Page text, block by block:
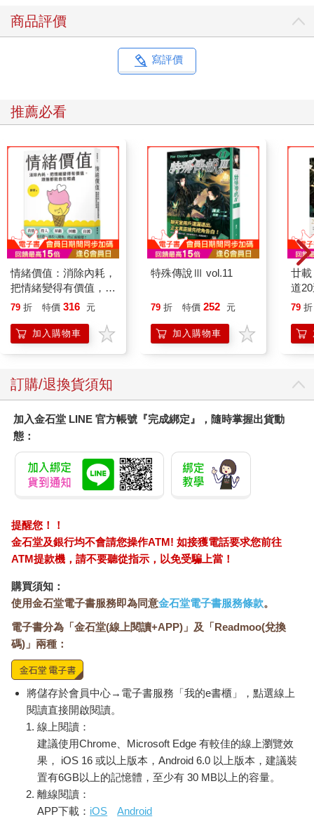
他聽聞過吳市、岩國、德山等鄰近城鎮遭遇大轟炸的駭人記述，
並深信廣島很快也會迎來相同的命運。他前夜未能安眠，因為空
襲警報響了數次。過去幾週，廣島幾乎每晚都會拉響警報。B-29
轟炸機當時會以廣島東北方的琵琶湖作為集結地點，無論美軍計
影，使得市民人心惶惶；一則謠言流傳了開來，聲稱美軍為廣島
谷本牧師身形瘦小，說話很快，時而大笑，時而落淚。他留有一
頭稍長的中分黑髮，眉弓突出，鬍子、嘴巴和下巴看來格外小
些，使他的外貌帶有奇特的老少矛盾之感──既有少年的稚氣，又
透著老成的睿智；既顯得孱弱，又充滿熱情活力。他舉止急促且
略顯焦慮，但始終保持克制，透露出他是個深思熟慮的謹慎之
人。在原子彈落下前的不安日子裡，這些特質展現得尤為明顯。
除了讓妻子夜宿於牛田之外，谷本牧師還忙著撤出教堂裡可搬運
的物資，從人口密集的住宅區流川遷至位於己斐的一棟宅邸內。
那裡距市中心約三．二公里，屋主是人造絲製造商松井先生，他
將自己閒置的宅邸慷慨開放給親朋好友，讓他們將貴重物品撤離
運椅子、讚美詩集、聖經、祭壇器具和教會紀錄對谷本牧師而言
並不費力，但面對沉重的風琴和直立鋼琴，他不得不尋求他人協
報，谷本牧師答應今日幫忙搬運他女兒的物品。正因如此，他才
這麼早起。
谷本牧師拖著疲憊不堪的身體獨自準備了早餐。前日搬運鋼琴的
勞累、徹夜的輾轉難眠、數週以來的憂心和營養失衡，以及對教
會事務的種種操心，一切都壓得他快喘不過氣來，難以應對嶄新
一日的工作。此外，還有一件事也困擾著他。谷本牧師曾於喬治
亞州亞特蘭大的埃默里學院（Emory College）修習神學，並於一
爭爆發前和許多美國朋友保持通信；身處在人人害怕受到監視的
年代，或許他也深受這種恐懼影響──他發現自己越發忐忑不安。
警方曾多次盤問他，而在僅僅幾日前，他聽說頗具分量的熟人田
中先生對外散布谷本牧師不可信任的言論（田中先生是東洋汽船
會社的退休高層，反對基督教，以鋪張的慈善事業聞名於廣島，
卻也因行事專橫而惡名昭彰）。為了消弭眾人的質疑，也為了公
開證明自己是個善良的日本人，谷本牧師接下了町內鄰組長的職
位（「鄰組」為戰時鄰里互助團體）。除了原本的職務和擔憂之
外，他現在還得肩負起日常工作的責任，組織約二十戶人家的防
空事務。
清晨六點前，谷本牧師動身前往松尾先生家中，發現今日要搬運
的是一座簞笥（日式櫥櫃），裡頭裝滿衣物和生活用品。他們隨
即出發。那時的天空晴朗無雲、天氣暖和，預示著當日會格外悶
熱。他們剛走沒多久，空襲警報便響了一分鐘之久，提醒敵機逐
漸迫近廣島，但市民早已習以為常，因為美軍的氣象觀測機每日
都會在這時段飛過。拖車在兩人一推一拉下穿越市區街道。廣島
是一座扇型的城市，主要坐落於由七條太田川支流分隔的六座島
嶼上；市中心的商業與住宅區占地約十平方公里，居住約全市四
分之三的人口，在戰時一度高達三十八萬人，但經過數次疏散計
商品評價
寫評價
推薦必看
情緒價值：消除內耗，
把情緒變得有價值，跟
誰都能自在相處
79 折 特價 316 元
加入購物車
特殊傳說Ⅲ vol.11
79 折 特價 252 元
加入購物車
廿
道
79 折
訂購/退換貨須知
加入金石堂 LINE 官方帳號『完成綁定』，隨時掌握出貨動
態：
提醒您！！
金石堂及銀行均不會請您操作ATM! 如接獲電話要求您前往
ATM提款機，請不要聽從指示，以免受騙上當！
購買須知：
使用金石堂電子書服務即為同意金石堂電子書服務條款。
電子書分為「金石堂(線上閱讀+APP)」及「Readmoo(兌換
碼)」兩種：
將儲存於會員中心→電子書服務「我的e書櫃」，點選線上
閱讀直接開啟閱讀。
線上閱讀：
建議使用Chrome、Microsoft Edge 有較佳的線上瀏覽效
果， iOS 16 或以上版本，Android 6.0 以上版本，建議裝
置有6GB以上的記憶體，至少有 30 MB以上的容量。
離線閱讀：
APP下載： iOS
Android